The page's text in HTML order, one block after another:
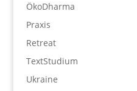
ÖkoDharma
Praxis
Retreat
TextStudium
Ukraine